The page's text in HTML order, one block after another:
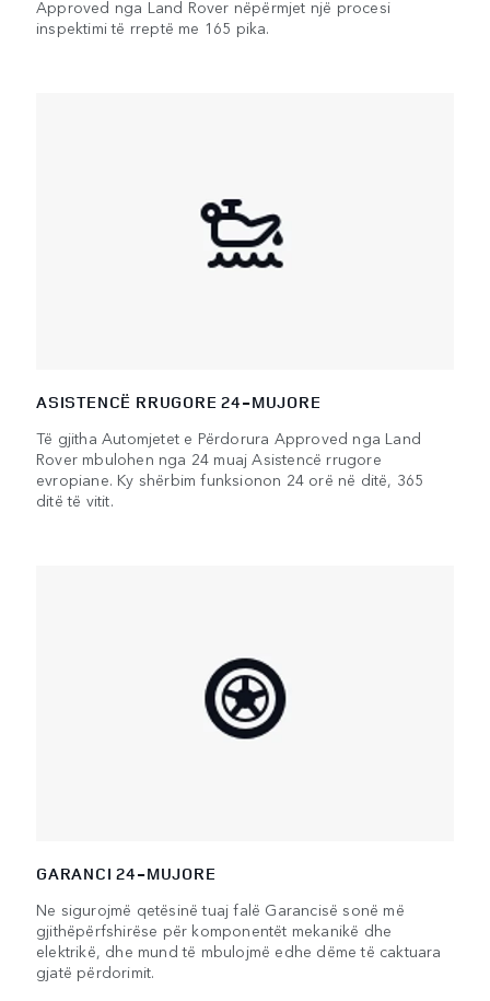
Approved nga Land Rover nëpërmjet një procesi
inspektimi të rreptë me 165 pika.
ASISTENCË RRUGORE 24-MUJORE
Të gjitha Automjetet e Përdorura Approved nga Land
Rover mbulohen nga 24 muaj Asistencë rrugore
evropiane. Ky shërbim funksionon 24 orë në ditë, 365
ditë të vitit.
GARANCI 24-MUJORE
Ne sigurojmë qetësinë tuaj falë Garancisë sonë më
gjithëpërfshirëse për komponentët mekanikë dhe
elektrikë, dhe mund të mbulojmë edhe dëme të caktuara
gjatë përdorimit.